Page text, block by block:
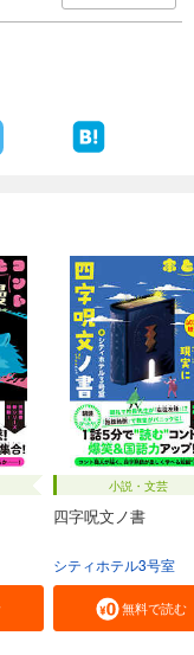
小説・文芸
四字呪文ノ書
シティホテル3号室
無料で読む